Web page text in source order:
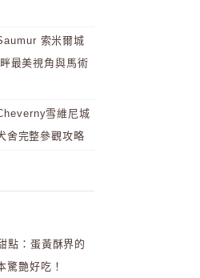
索米爾城
最美視角與馬術
雪維尼城
舍完整參觀攻略
點：蛋黃酥界的
驚艷好吃！